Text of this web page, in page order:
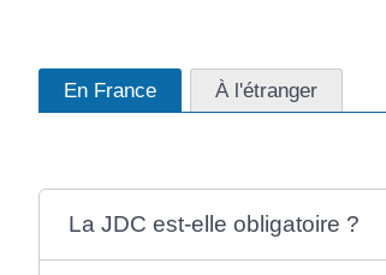
En France À l'étranger
La JDC est-elle obligatoire ?